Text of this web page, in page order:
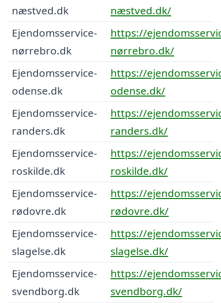
næstved.dk
næstved.dk/
Ejendomsservice-
nørrebro.dk
https://
nørrebro.dk/
Ejendomsservice-
odense.dk
https://
odense.dk/
Ejendomsservice-
randers.dk
https://
randers.dk/
Ejendomsservice-
roskilde.dk
https://
roskilde.dk/
Ejendomsservice-
rødovre.dk
https://
rødovre.dk/
Ejendomsservice-
slagelse.dk
https://
slagelse.dk/
Ejendomsservice-
svendborg.dk
https://
svendborg.dk/